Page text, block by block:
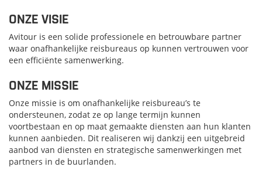
ONZE VISIE
Avitour is een solide professionele en betrouwbare partner
waar onafhankelijke reisbureaus op kunnen vertrouwen voor
een efficiënte samenwerking.
ONZE MISSIE
Onze missie is om onafhankelijke reisbureau’s te
ondersteunen, zodat ze op lange termijn kunnen
voortbestaan en op maat gemaakte diensten aan hun klanten
kunnen aanbieden. Dit realiseren wij dankzij een uitgebreid
aanbod van diensten en strategische samenwerkingen met
partners in de buurlanden.